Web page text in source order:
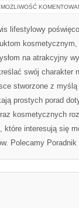
MOŻLIWOŚĆ
lifestylowy
na atrakcyjny
swój charakter
stworzone z
prostych porad
kosmetycznych
interesują się
Polecamy